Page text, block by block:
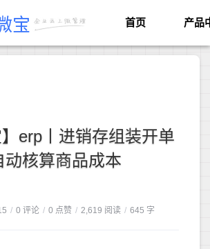
宝 首页 产品
】erp丨进销存组装开单
动核算商品成本
/ 0 评论 / 0 点赞 / 2,619 阅读 / 645 字